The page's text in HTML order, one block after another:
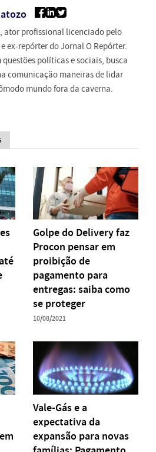
ator profissional licenciado pelo
e ex-repórter do Jornal O Repórter.
questões políticas e sociais, busca
comunicação maneiras de lidar
mundo fora da caverna.
Golpe do Delivery faz
Procon pensar em
proibição de
pagamento para
entregas: saiba como
se proteger
10/08/2021
Vale-Gás e a
expectativa da
expansão para novas